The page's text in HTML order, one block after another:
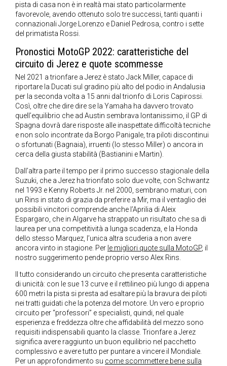
pista di casa non è in realtà mai stato particolarmente
favorevole, avendo ottenuto solo tre successi, tanti quanti i
connazionali Jorge Lorenzo e Daniel Pedrosa, contro i sette
del primatista Rossi.
Pronostici MotoGP 2022: caratteristiche del
circuito di Jerez e quote scommesse
Nel 2021 a trionfare a Jerez è stato Jack Miller, capace di
riportare la Ducati sul gradino più alto del podio in Andalusia
per la seconda volta a 15 anni dal trionfo di Loris Capirossi.
Così, oltre che dire dire se la Yamaha ha davvero trovato
quell’equilibrio che ad Austin sembrava lontanissimo, il GP di
Spagna dovrà dare risposte alle inaspettate difficoltà tecniche
e non solo incontrate da Borgo Panigale, tra piloti discontinui
o sfortunati (Bagnaia), irruenti (lo stesso Miller) o ancora in
cerca della giusta stabilità (Bastianini e Martin).
Dall’altra parte il tempo per il primo successo stagionale della
Suzuki, che a Jerez ha trionfato solo due volte, con Schwantz
nel 1993 e Kenny Roberts Jr. nel 2000, sembrano maturi, con
un Rins in stato di grazia da preferire a Mir, ma il ventaglio dei
possibili vincitori comprende anche l’Aprilia di Aleix
Espargaro, che in Algarve ha strappato un risultato che sa di
laurea per una competitività a lunga scadenza, e la Honda
dello stesso Marquez, l’unica altra scuderia a non avere
ancora vinto in stagione. Per le migliori quote sulla MotoGP, il
nostro suggerimento pende proprio verso Alex Rins.
Il tutto considerando un circuito che presenta caratteristiche
di unicità: con le sue 13 curve e il rettilineo più lungo di appena
600 metri la pista si presta ad esaltare più la bravura dei piloti
nei tratti guidati che la potenza del motore. Un vero e proprio
circuito per “professori” e specialisti, quindi, nel quale
esperienza e freddezza oltre che affidabilità del mezzo sono
requisiti indispensabili quanto la classe. Trionfare a Jerez
significa avere raggiunto un buon equilibrio nel pacchetto
complessivo e avere tutto per puntare a vincere il Mondiale.
Per un approfondimento su come scommettere bene sulla